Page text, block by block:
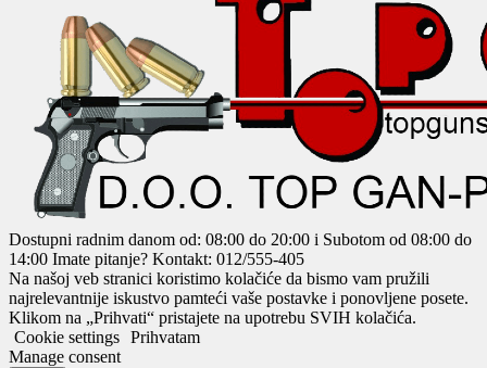
Dostupni radnim danom od: 08:00 do 20:00 i Subotom od 08:00 do
14:00 Imate pitanje? Kontakt: 012/555-405
Na našoj veb stranici koristimo kolačiće da bismo vam pružili
najrelevantnije iskustvo pamteći vaše postavke i ponovljene posete.
Klikom na „Prihvati“ pristajete na upotrebu SVIH kolačića.
Cookie settings Prihvatam
Manage consent